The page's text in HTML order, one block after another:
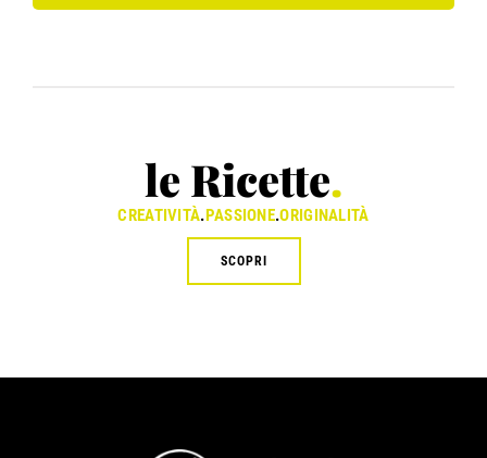
le Ricette.
CREATIVITÀ.PASSIONE.ORIGINALITÀ
SCOPRI